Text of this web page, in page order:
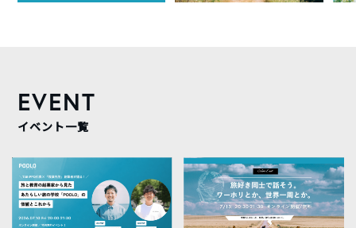
EVENT
イベント一覧